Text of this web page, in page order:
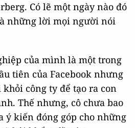
Có lẽ một ngày nào đó
những lời mọi người nói
của mình là một trong
tiên của Facebook nhưng
công ty để tạo ra con
Thế nhưng, cô chưa bao
ý kiến đóng góp cho những